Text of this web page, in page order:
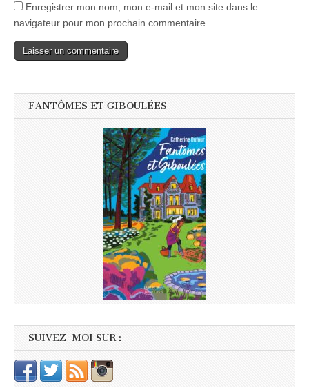
Enregistrer mon nom, mon e-mail et mon site dans le
navigateur pour mon prochain commentaire.
FANTÔMES ET GIBOULÉES
SUIVEZ-MOI SUR :